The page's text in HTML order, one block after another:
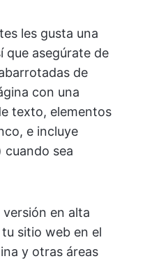
les gusta una
que asegúrate de
de
con una
texto, elementos
e incluye
cuando sea
en alta
sitio web en el
y otras áreas